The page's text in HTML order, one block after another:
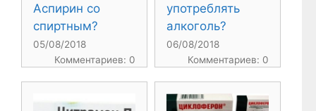
Аспирин со
спиртным?
05/08/2018
Комментариев: 0
употреблять
алкоголь?
06/08/2018
Комментариев: 0